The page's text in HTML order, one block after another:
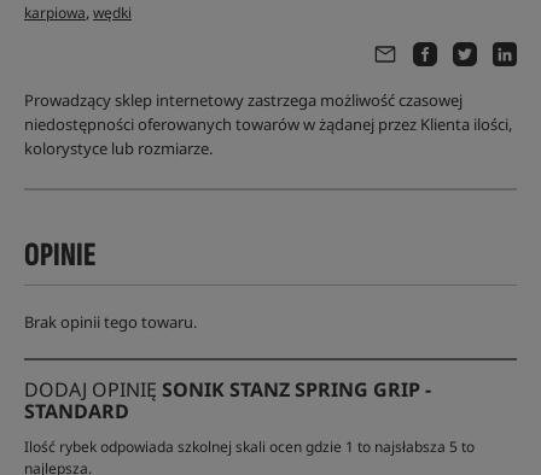
karpiowa,wędki
Prowadzący sklep internetowy zastrzega możliwość czasowej
niedostępności oferowanych towarów w żądanej przez Klienta ilości,
kolorystyce lub rozmiarze.
OPINIE
Brak opinii tego towaru.
DODAJ OPINIĘ SONIK STANZ SPRING GRIP -
STANDARD
Ilość rybek odpowiada szkolnej skali ocen gdzie 1 to najsłabsza 5 to
najlepsza.